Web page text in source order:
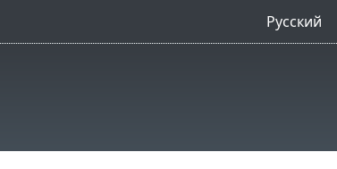
Русский